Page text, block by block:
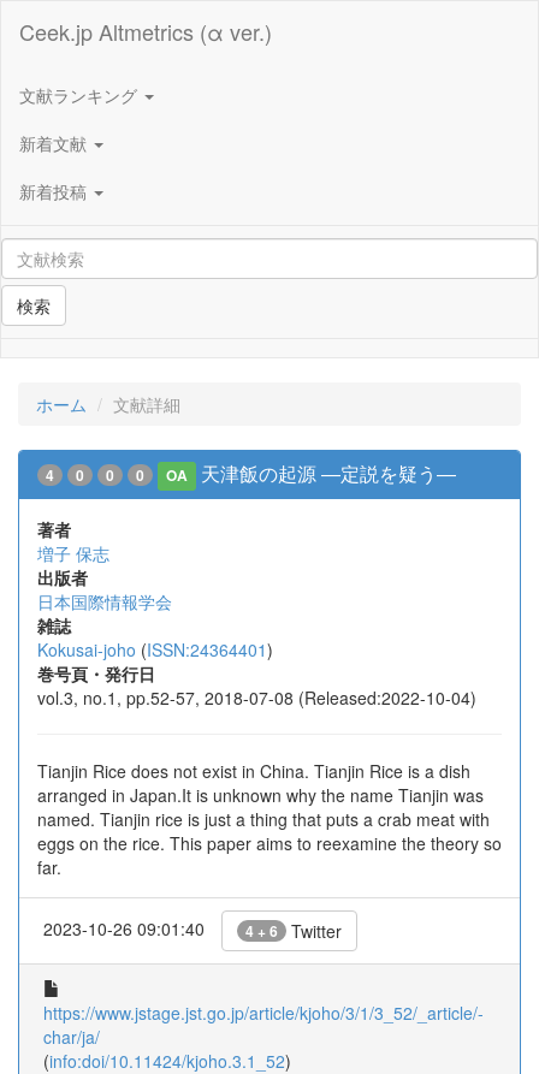
Ceek.jp Altmetrics (α ver.)
文献ランキング
新着文献
新着投稿
検索
ホーム 文献詳細
4 0 0 0 OA 天津飯の起源 ―定説を疑う―
著者
増子 保志
出版者
日本国際情報学会
雑誌
Kokusai-joho (ISSN:24364401)
巻号頁・発行日
vol.3, no.1, pp.52-57, 2018-07-08 (Released:2022-10-04)
Tianjin Rice does not exist in China. Tianjin Rice is a dish
arranged in Japan.It is unknown why the name Tianjin was
named. Tianjin rice is just a thing that puts a crab meat with
eggs on the rice. This paper aims to reexamine the theory so
far.
2023-10-26 09:01:40 4 + 6 Twitter
https://www.jstage.jst.go.jp/article/kjoho/3/1/3_52/_article/-
char/ja/
(info:doi/10.11424/kjoho.3.1_52)